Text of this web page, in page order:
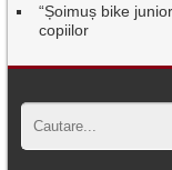
“Șoimuș bike
copiilor